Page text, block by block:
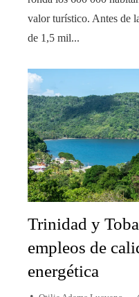
valor turístico. Antes de
de 1,5 mil...
Trinidad y
empleos de
energética